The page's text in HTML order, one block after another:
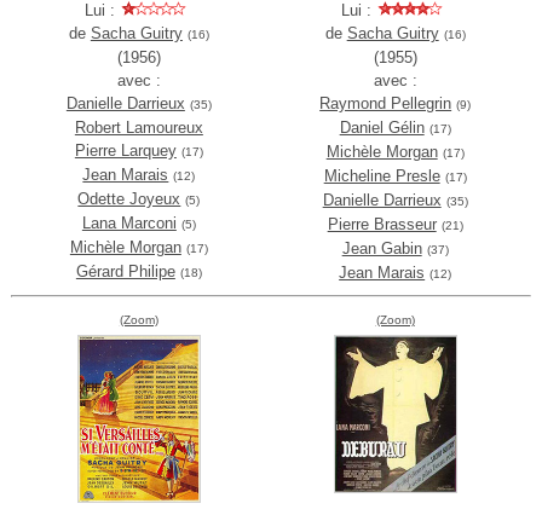
Lui :
de Sacha Guitry (16)
(1956)
avec :
Danielle Darrieux (35)
Robert Lamoureux
Pierre Larquey (17)
Jean Marais (12)
Odette Joyeux (5)
Lana Marconi (5)
Michèle Morgan (17)
Gérard Philipe (18)
Lui :
de Sacha Guitry (16)
(1955)
avec :
Raymond Pellegrin (9)
Daniel Gélin (17)
Michèle Morgan (17)
Micheline Presle (17)
Danielle Darrieux (35)
Pierre Brasseur (21)
Jean Gabin (37)
Jean Marais (12)
(Zoom) (Zoom)